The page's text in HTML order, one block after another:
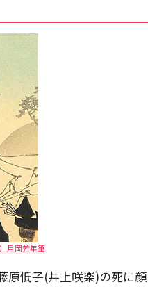
月岡芳年筆
原忯子(井上咲楽)の死に